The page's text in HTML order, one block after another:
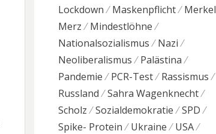
Lockdown
Maskenpflicht
Merkel
Merz
Mindestlöhne
Nationalsozialismus
Nazi
Neoliberalismus
Palästina
Pandemie
PCR-Test
Rassismus
Russland
Sahra Wagenknecht
Scholz
Sozialdemokratie
SPD
Spike- Protein
Ukraine USA